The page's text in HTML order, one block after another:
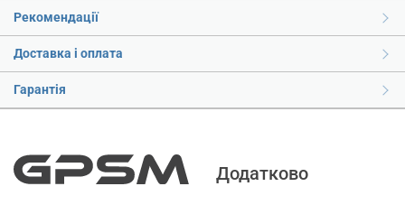
Рекомендації
Доставка і оплата
Гарантія
Додатково